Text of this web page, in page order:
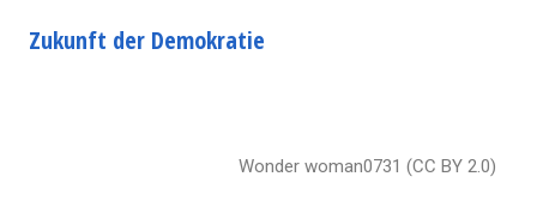
Zukunft der Demokratie
Wonder woman0731 (CC BY 2.0)